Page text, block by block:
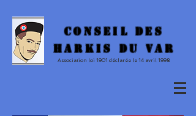
CONSEIL DES
HARKIS DU VAR
Association loi 1901 déclarée le 14 avril 1998